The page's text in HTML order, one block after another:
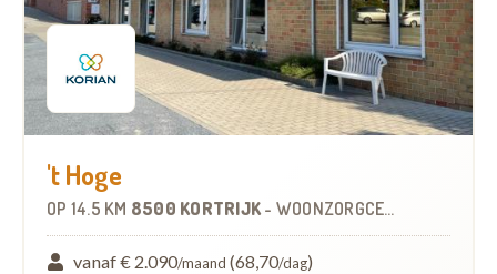
't Hoge
OP 14.5 KM 8500 KORTRIJK- WOONZORGCENTRUM (WZC)
vanaf € 2.090/maand (68,70/dag)